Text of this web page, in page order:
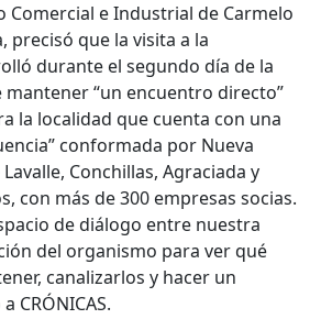
Comercial e Industrial de Carmelo
precisó que la visita a la
durante el segundo día de la
mantener “un encuentro directo”
la localidad que cuenta con una
conformada por Nueva
Conchillas, Agraciada y
con más de 300 empresas socias.
de diálogo entre nuestra
del organismo para ver qué
canalizarlos y hacer un
CRÓNICAS.